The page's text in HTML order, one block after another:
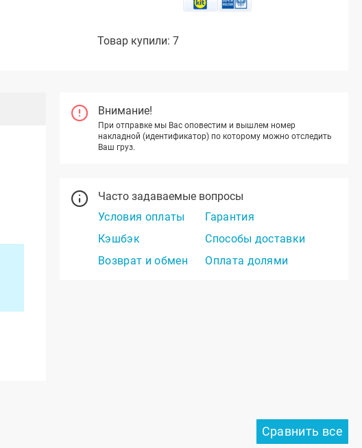
Товар купили: 7
Внимание!
При отправке мы Вас оповестим и вышлем номер
накладной (идентификатор) по которому можно отследить
Ваш груз.
Часто задаваемые вопросы
Условия оплаты
Гарантия
Кэшбэк
Способы доставки
Возврат и обмен
Оплата долями